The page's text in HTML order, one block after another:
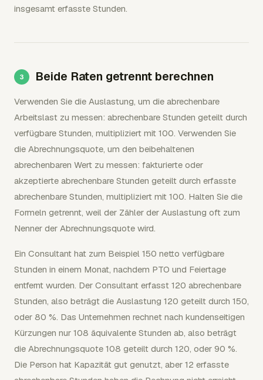
insgesamt erfasste Stunden.
Beide Raten getrennt berechnen
Verwenden Sie die Auslastung, um die abrechenbare
Arbeitslast zu messen: abrechenbare Stunden geteilt durch
verfügbare Stunden, multipliziert mit 100. Verwenden Sie
die Abrechnungsquote, um den beibehaltenen
abrechenbaren Wert zu messen: fakturierte oder
akzeptierte abrechenbare Stunden geteilt durch erfasste
abrechenbare Stunden, multipliziert mit 100. Halten Sie die
Formeln getrennt, weil der Zähler der Auslastung oft zum
Nenner der Abrechnungsquote wird.
Ein Consultant hat zum Beispiel 150 netto verfügbare
Stunden in einem Monat, nachdem PTO und Feiertage
entfernt wurden. Der Consultant erfasst 120 abrechenbare
Stunden, also beträgt die Auslastung 120 geteilt durch 150,
oder 80 %. Das Unternehmen rechnet nach kundenseitigen
Kürzungen nur 108 äquivalente Stunden ab, also beträgt
die Abrechnungsquote 108 geteilt durch 120, oder 90 %.
Die Person hat Kapazität gut genutzt, aber 12 erfasste